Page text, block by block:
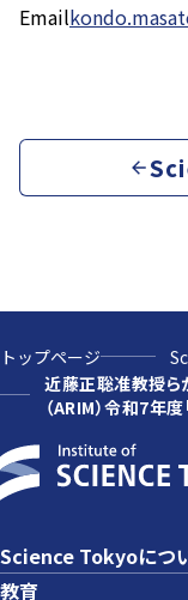
Email
トップページ
近藤正聡准教授ら
（ARIM）令和7年
Science Tokyoにつ
教育